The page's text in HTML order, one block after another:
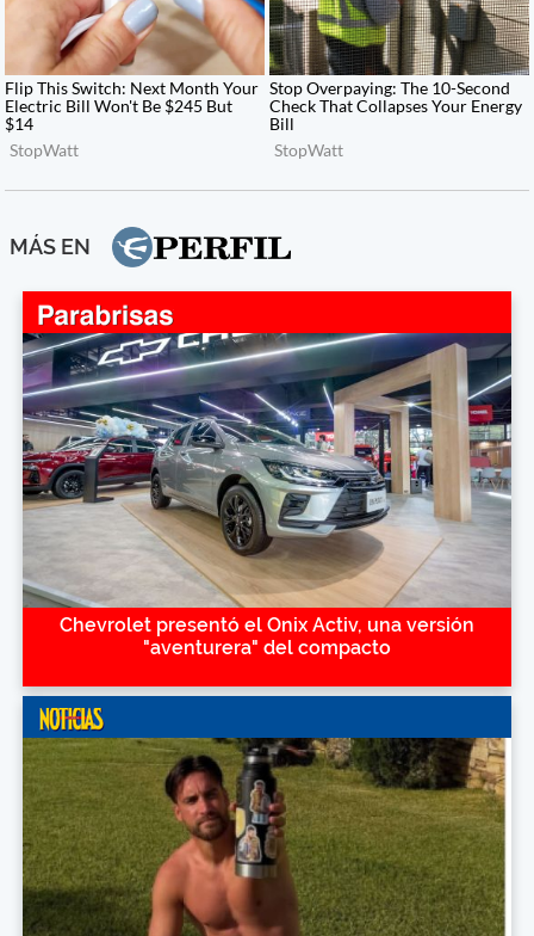
MÁS EN
Chevrolet presentó el Onix Activ, una versión
"aventurera" del compacto